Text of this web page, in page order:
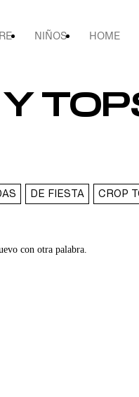
NIÑOS HOME
DE FIESTA CROP
con otra palabra.